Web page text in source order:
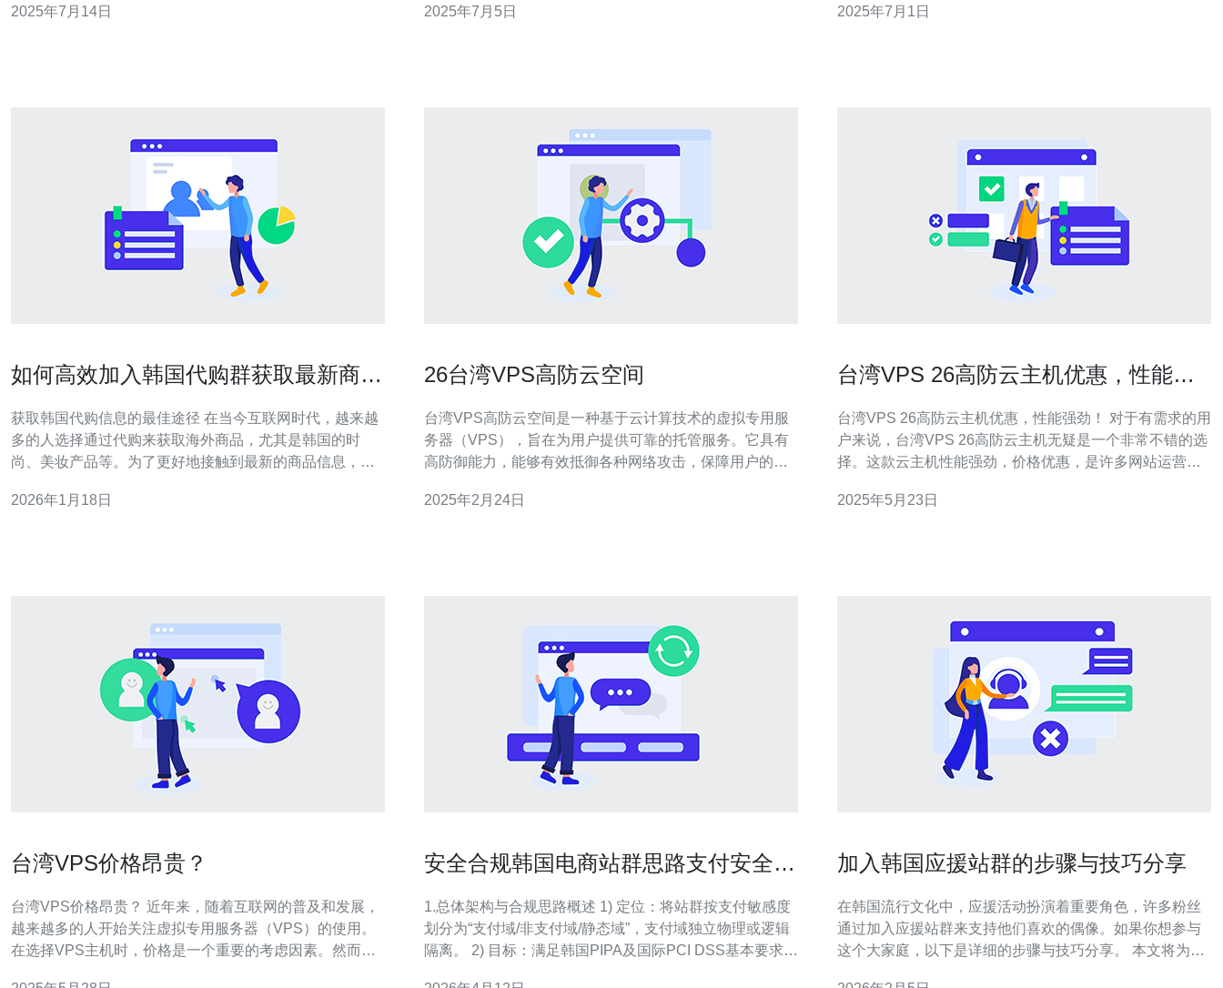
比，VPS提供了更高的性能。在台湾VPS上，您可以享受
2025年7月14日
施。 台湾VPS在亚洲地区拥有优越的网络连接速度和稳定
2025年7月5日
但性能却十分优秀。与其他国家的服务器相比，台湾VPS
2025年7月1日
如何高效加入韩国代购群获取最新商品
获取韩国代购信息的最佳途径 在当今互联网时代，越来越
多的人选择通过代购来获取海外商品，尤其是韩国的时
尚、美妆产品等。为了更好地接触到最新的商品信息，加
效加入韩国代购群的技巧，确保您能够迅速获取到最新商
2026年1月18日
26台湾VPS高防云空间
台湾VPS高防云空间是一种基于云计算技术的虚拟专用服
务器（VPS），旨在为用户提供可靠的托管服务。它具有
高防御能力，能够有效抵御各种网络攻击，保障用户的网
下几个重要原因： 高防御能力：台湾VPS高防云空间采用
2025年2月24日
台湾VPS 26高防云主机优惠，性能强
台湾VPS 26高防云主机优惠，性能强劲！ 对于有需求的用
户来说，台湾VPS 26高防云主机无疑是一个非常不错的选
择。这款云主机性能强劲，价格优惠，是许多网站运营者
性能的硬件设备，能够提供稳
2025年5月23日
台湾VPS价格昂贵？
台湾VPS价格昂贵？ 近年来，随着互联网的普及和发展，
越来越多的人开始关注虚拟专用服务器（VPS）的使用。
在选择VPS主机时，价格是一个重要的考虑因素。然而，
安全合规韩国电商站群思路支付安全与
1.总体架构与合规思路概述 1) 定位：将站群按支付敏感度
划分为“支付域/非支付域/静态域”，支付域独立物理或逻辑
隔离。 2) 目标：满足韩国PIPA及国际PCI DSS基本要求，
加入韩国应援站群的步骤与技巧分享
在韩国流行文化中，应援活动扮演着重要角色，许多粉丝
通过加入应援站群来支持他们喜欢的偶像。如果你想参与
这个大家庭，以下是详细的步骤与技巧分享。 本文将为你